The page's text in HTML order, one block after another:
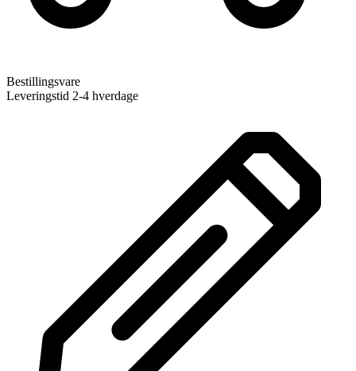
Bestillingsvare
Leveringstid 2-4 hverdage